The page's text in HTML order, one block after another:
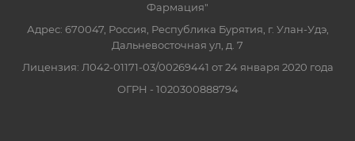
Фармация"
Адрес: 670047, Россия, Республика Бурятия, г. Улан-Удэ,
Дальневосточная ул, д. 7
Лицензия: Л042-01171-03/00269441 от 24 января 2020 года
ОГРН - 1020300888794